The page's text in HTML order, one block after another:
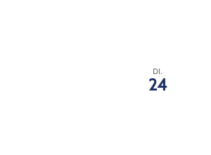
DI.
24